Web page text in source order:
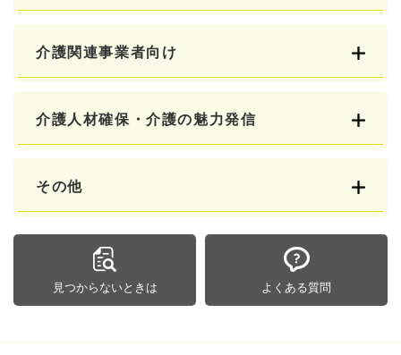
介護関連事業者向け
介護人材確保・介護の魅力発信
その他
見つからないときは よくある質問